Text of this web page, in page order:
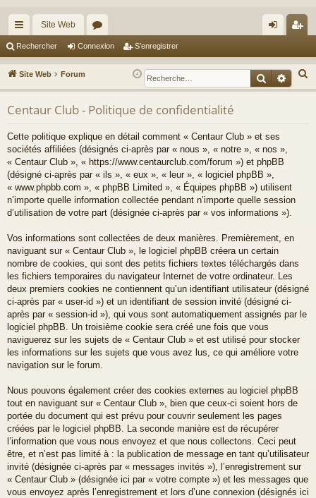
cc
ès
ra
pi
Site Web
or
u
m
s
ne
xi
nr
eg
Rechercher Connexion S’enregistrer
Site Web Forum
e
Centaur Club - Politique de confidentialité
Cette politique explique en détail comment « Centaur Club » et ses
sociétés affiliées (désignés ci-après par « nous », « notre », « nos »,
« Centaur Club », « https://www.centaurclub.com/forum ») et phpBB
(désigné ci-après par « ils », « eux », « leur », « logiciel phpBB »,
« www.phpbb.com », « phpBB Limited », « Équipes phpBB ») utilisent
n’importe quelle information collectée pendant n’importe quelle session
d’utilisation de votre part (désignée ci-après par « vos informations »).
Vos informations sont collectées de deux manières. Premièrement, en
naviguant sur « Centaur Club », le logiciel phpBB créera un certain
nombre de cookies, qui sont des petits fichiers textes téléchargés dans
les fichiers temporaires du navigateur Internet de votre ordinateur. Les
deux premiers cookies ne contiennent qu’un identifiant utilisateur (désigné
ci-après par « user-id ») et un identifiant de session invité (désigné ci-
après par « session-id »), qui vous sont automatiquement assignés par le
logiciel phpBB. Un troisième cookie sera créé une fois que vous
naviguerez sur les sujets de « Centaur Club » et est utilisé pour stocker
les informations sur les sujets que vous avez lus, ce qui améliore votre
navigation sur le forum.
Nous pouvons également créer des cookies externes au logiciel phpBB
tout en naviguant sur « Centaur Club », bien que ceux-ci soient hors de
portée du document qui est prévu pour couvrir seulement les pages
créées par le logiciel phpBB. La seconde manière est de récupérer
l’information que vous nous envoyez et que nous collectons. Ceci peut
être, et n’est pas limité à : la publication de message en tant qu’utilisateur
invité (désignée ci-après par « messages invités »), l’enregistrement sur
« Centaur Club » (désignée ici par « votre compte ») et les messages que
vous envoyez après l’enregistrement et lors d’une connexion (désignés ici